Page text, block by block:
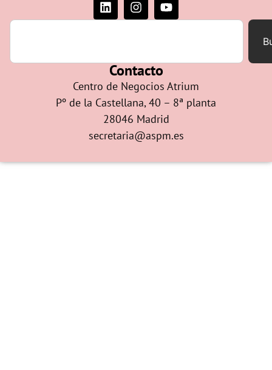
Contacto
Centro de Negocios Atrium
Pº de la Castellana, 40 – 8ª planta
28046 Madrid
secretaria@aspm.es